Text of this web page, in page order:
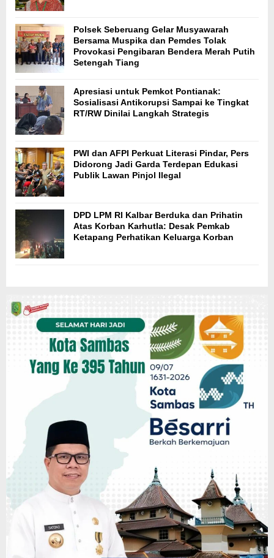
Polsek Seberuang Gelar Musyawarah
Bersama Muspika dan Pemdes Tolak
Provokasi Pengibaran Bendera Merah Putih
Setengah Tiang
Apresiasi untuk Pemkot Pontianak:
Sosialisasi Antikorupsi Sampai ke Tingkat
RT/RW Dinilai Langkah Strategis
PWI dan AFPI Perkuat Literasi Pindar, Pers
Didorong Jadi Garda Terdepan Edukasi
Publik Lawan Pinjol Ilegal
DPD LPM RI Kalbar Berduka dan Prihatin
Atas Korban Karhutla: Desak Pemkab
Ketapang Perhatikan Keluarga Korban